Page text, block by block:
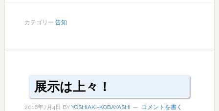
カテゴリー 告知
展示は上々！
2016年7月4日 BY YOSHIAKI-KOBAYASHI コメントを書く